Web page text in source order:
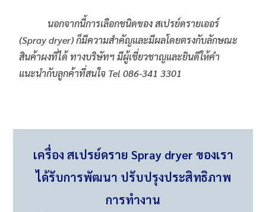
นอกจากนี้การเลือกชนิดของ สเปรย์ดรายเออร์
(Spray dryer)ก็มีความสำคัญและมีผลโดยตรงกับลักษณะ
สินค้าผงที่ได้ ทางบริษัทฯ มีผู้เชี่ยวชาญและยินดีให้คำ
แนะนำกับลูกค้าที่สนใจ Tel 086-341 3301
เครื่อง สเปรย์ดราย Spray dryer ของเรา
ได้รับการพัฒนา ปรับปรุงประสิทธิภาพ
การทำงาน